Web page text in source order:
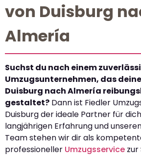
von Duisburg
Almería
Suchst du nach einem
Umzugsunternehmen, das
Duisburg nach Almería
gestaltet? Dann ist Fiedler
Duisburg der ideale Partner für
langjährigen Erfahrung und
Team stehen wir dir als
professioneller Umzugsservice zur